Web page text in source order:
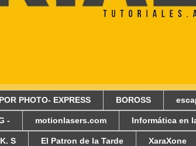
PHOTO- EXPRESS BOROSS
- motionlasers.com Informática en
S El Patron de la Tarde XaraXone